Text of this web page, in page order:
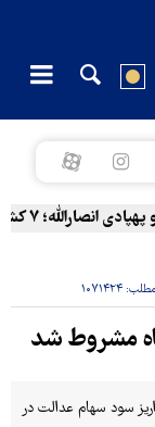
۷ کشته و ۳۰ زخمی
۱۰۷۱۴۲۴
مشروط شد
سود سهام عدالت در